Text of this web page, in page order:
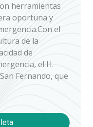
herramientas
oportuna y
el
de la
de
el H.
Fernando, que